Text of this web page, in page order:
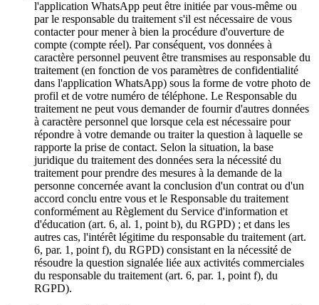
l'application WhatsApp peut être initiée par vous-même ou
par le responsable du traitement s'il est nécessaire de vous
contacter pour mener à bien la procédure d'ouverture de
compte (compte réel). Par conséquent, vos données à
caractère personnel peuvent être transmises au responsable du
traitement (en fonction de vos paramètres de confidentialité
dans l'application WhatsApp) sous la forme de votre photo de
profil et de votre numéro de téléphone. Le Responsable du
traitement ne peut vous demander de fournir d'autres données
à caractère personnel que lorsque cela est nécessaire pour
répondre à votre demande ou traiter la question à laquelle se
rapporte la prise de contact. Selon la situation, la base
juridique du traitement des données sera la nécessité du
traitement pour prendre des mesures à la demande de la
personne concernée avant la conclusion d'un contrat ou d'un
accord conclu entre vous et le Responsable du traitement
conformément au Règlement du Service d'information et
d'éducation (art. 6, al. 1, point b), du RGPD) ; et dans les
autres cas, l'intérêt légitime du responsable du traitement (art.
6, par. 1, point f), du RGPD) consistant en la nécessité de
résoudre la question signalée liée aux activités commerciales
du responsable du traitement (art. 6, par. 1, point f), du
RGPD).